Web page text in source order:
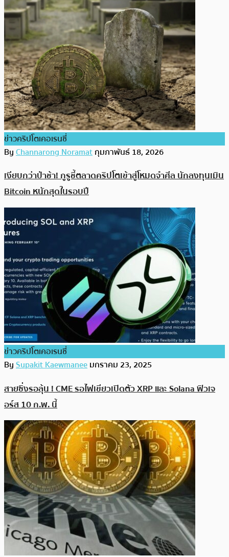
ข่าวคริปโตเคอเรนซี่
ByChannarong Noramatกุมภาพันธ์ 18, 2026
เงียบกว่าป่าช้า! กูรูชี้ตลาดคริปโตเข้าสู่โหมดจำศีล นักลงทุนเมิน
Bitcoin หนักสุดในรอบปี
ข่าวคริปโตเคอเรนซี่
BySupakit Kaewmaneeมกราคม 23, 2025
สายซิ่งรอลุ้น ! CME รอไฟเขียวเปิดตัว XRP และ Solana ฟิวเจ
อร์ส 10 ก.พ. นี้